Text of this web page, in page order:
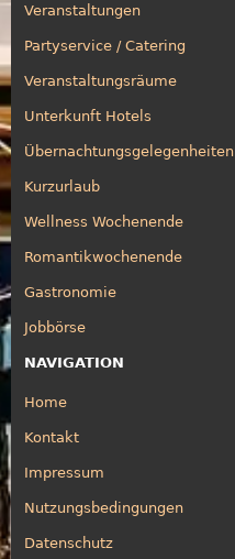
Veranstaltungen
Partyservice / Catering
Veranstaltungsräume
Unterkunft Hotels
Übernachtungsgelegenheiten
Kurzurlaub
Wellness Wochenende
Romantikwochenende
Gastronomie
Jobbörse
NAVIGATION
Home
Kontakt
Impressum
Nutzungsbedingungen
Datenschutz